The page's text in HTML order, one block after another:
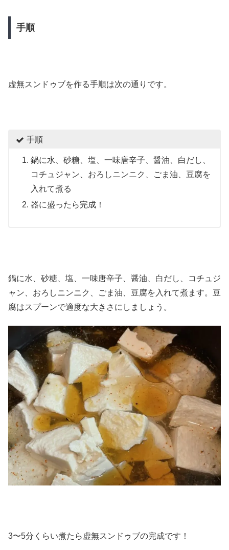
手順
虚無スンドゥブを作る手順は次の通りです。
手順
鍋に水、砂糖、塩、一味唐辛子、醤油、白だし、
コチュジャン、おろしニンニク、ごま油、豆腐を
入れて煮る
器に盛ったら完成！
鍋に水、砂糖、塩、一味唐辛子、醤油、白だし、コチュジ
ャン、おろしニンニク、ごま油、豆腐を入れて煮ます。豆
腐はスプーンで適度な大きさにしましょう。
3〜5分くらい煮たら虚無スンドゥブの完成です！